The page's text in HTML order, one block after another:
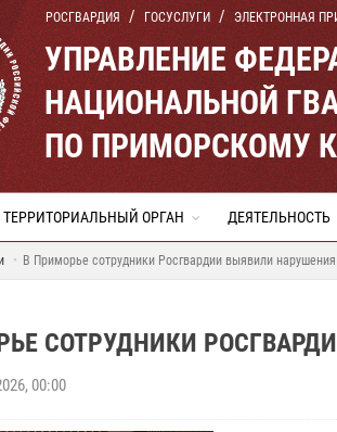
РОСГВАРДИЯ ГОСУСЛУГИ ЭЛЕКТРОННАЯ
УПРАВЛЕНИЕ
НАЦИОНАЛЬНОЙ
ПО ПРИМОРСКОМУ
ТЕРРИТОРИАЛЬНЫЙ ОРГАН ДЕЯТЕЛЬНОСТЬ
В Приморье сотрудники Росгвардии выявили
СОТРУДНИКИ
00:00